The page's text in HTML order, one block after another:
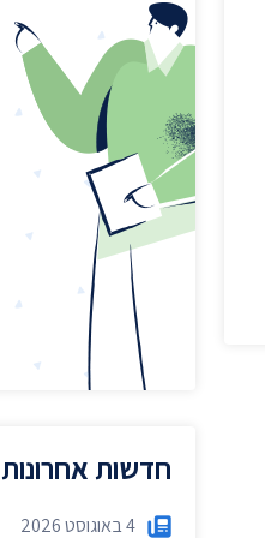
נושאים נוספים ›
יצירת קשר
חדשות אחרונות
4 באוגוסט 2026